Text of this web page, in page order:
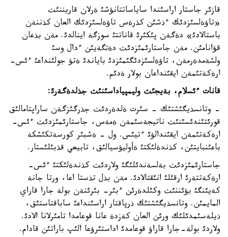
قازئر جاستار اراسئندا ساياساتتانؤشئ ةرلان قاريننئث
«تاؤةلسئزدئك ءذشئن كذرةس تاؤةلسئزدئك العان كذننةن
باستالادئ» دةگةن پئكئرئ قاناتتئ سوزگة اينالدئ. مةن بذعان
قؤانامئن. مةن جاستارئمئزدئث دةثگةيئن ءدال وسئ
ولشةمدةرمةن، تاؤةلسئزدئگئمئزدئ باياندئ ةتؤ جولئنداعئ ءئس-
ارةكةتئمةن ايقئنداعان بولار ةدئم.
قانات ءئسلام، بةيجئث وليمپياداسئنئث جذلدةگةرئ:
- وتانسذيگئشتئك - سئرت ةلدةردئث جذرگئزگةن ساراپتامالئق
قورئتئندئسئنئث ناتيجةسئمةن ةمةس، جاستارئمئزدئث ءئس-
ارةكةتئمةن ايقئندالؤئ ءتيئس. ول - ةشبئر كورسةتكئشكة
باعئنبايتئن، كذندةلئكتئ ةأوليؤسيالئق، تابيعي قذبئلئستار.
جاستارئمئزدئث بةلسةندئلئگئ ولاردئث كذندةلئكتئ ءئس-
ارةكةتتةرئ ارقئلئ انئقتالادئ. مةن بذل تذستا اعا، ورتا جانة
كةيئنگئ بؤئننئث وكئلدةرئن ءبئر- بئرئنةن بولة جارا قاراي
المايمئن. وتانسذيگئشتئك ذرپاقتار اراسئنداعئ ساباقتاستئق،
ذيلةسئمدئلئك ورئن العان كةزدة عانا قوعامدا تامئرلانا الادئ.
ولاردئ بولة-جارا قاراؤ قوعامدئ اداستئرؤعا الئپ باراتئن قادام.